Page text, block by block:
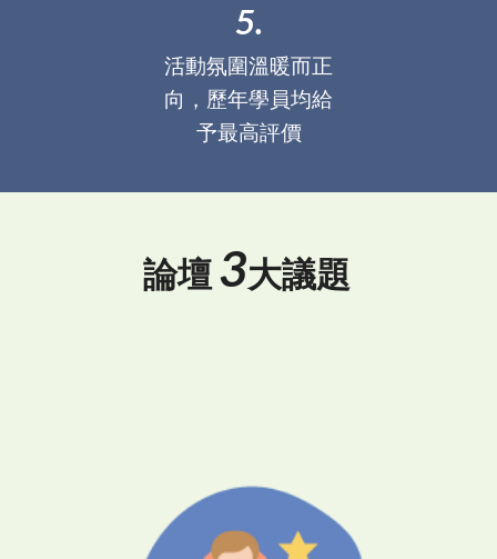
5.
活動氛圍溫暖而正
向，歷年學員均給
予最高評價
論壇3大議題